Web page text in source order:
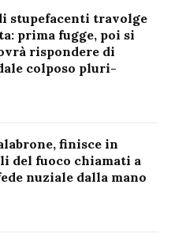
stupefacenti travolge
prima fugge, poi si
rispondere di
colposo pluri-
finisce in
del fuoco chiamati a
nuziale dalla mano